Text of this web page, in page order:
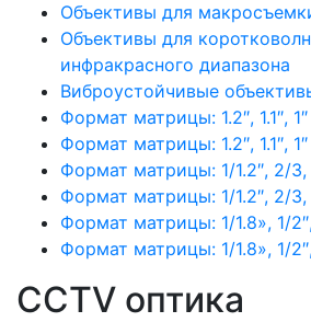
Объективы для
Объективы для
инфракрасного диапазона
Виброустойчивые
Формат матрицы: 1.2″, 1.1″, 1″
Формат матрицы: 1.2″, 1.1″, 1″
Формат матрицы: 1/1.2″, 2/3,
Формат матрицы: 1/1.2″, 2/3,
Формат матрицы: 1/1.8», 1/
Формат матрицы: 1/1.8», 1/
CCTV оптика